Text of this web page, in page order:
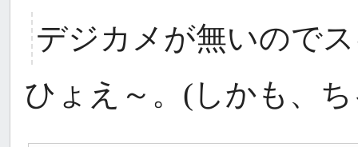
デジカメが無いので
ひょえ～。(しかも、